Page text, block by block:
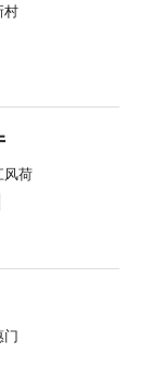
村
风荷
门